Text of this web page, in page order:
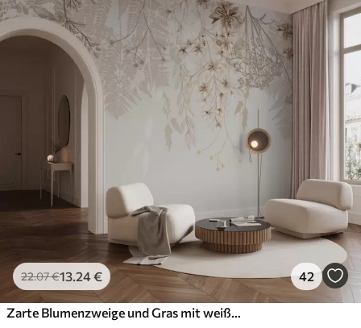
22.07€13 .24€ 42